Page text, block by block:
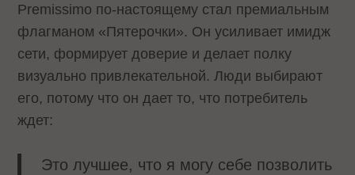
Premissimo по-настоящему стал премиальным
флагманом «Пятерочки». Он усиливает имидж
сети, формирует доверие и делает полку
визуально привлекательной. Люди выбирают
его, потому что он дает то, что потребитель
ждет:
Это лучшее, что я могу себе позволить